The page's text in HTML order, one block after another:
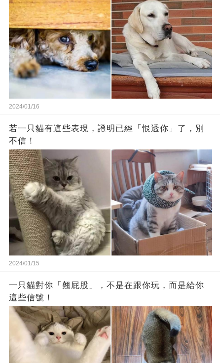
2024/01/16
若一只貓有這些表現，證明已經「恨透你」了，別
不信！
2024/01/15
一只貓對你「翹屁股」，不是在跟你玩，而是給你
這些信號！